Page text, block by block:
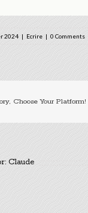
2024 | Ecrire | 0 Comments
Choose Your Platform!
Claude